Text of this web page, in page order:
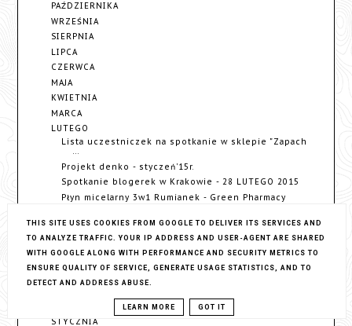
PAŹDZIERNIKA
WRZEŚNIA
SIERPNIA
LIPCA
CZERWCA
MAJA
KWIETNIA
MARCA
LUTEGO
Lista uczestniczek na spotkanie w sklepie "Zapach
...
Projekt denko - styczeń'15r.
Spotkanie blogerek w Krakowie - 28 LUTEGO 2015
Płyn micelarny 3w1 Rumianek - Green Pharmacy
India...
Balsam do ciała Aktywne wyszczuplanie - Cztery
ORI...
Ulubieńcy stycznia '15r.
Wyprzedaż szafy malucha
STYCZNIA
THIS SITE USES COOKIES FROM GOOGLE TO DELIVER ITS SERVICES AND
TO ANALYZE TRAFFIC. YOUR IP ADDRESS AND USER-AGENT ARE SHARED
WITH GOOGLE ALONG WITH PERFORMANCE AND SECURITY METRICS TO
ENSURE QUALITY OF SERVICE, GENERATE USAGE STATISTICS, AND TO
DETECT AND ADDRESS ABUSE.
LEARN MORE GOT IT